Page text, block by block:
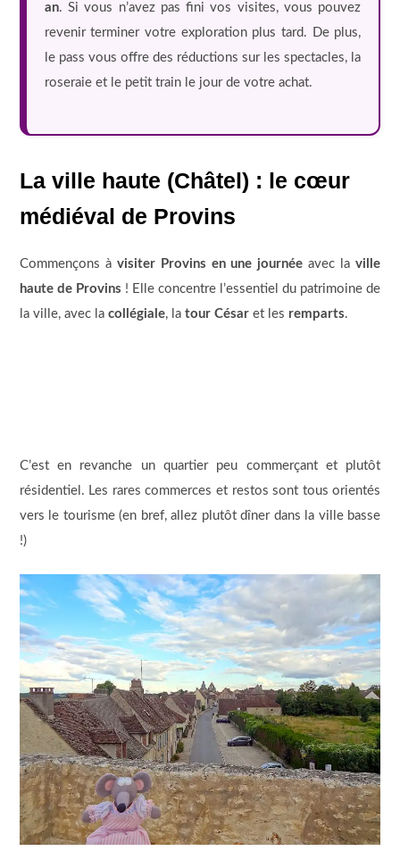
an. Si vous n’avez pas fini vos visites, vous pouvez
revenir terminer votre exploration plus tard. De plus,
le pass vous offre des réductions sur les spectacles, la
roseraie et le petit train le jour de votre achat.
La ville haute (Châtel) : le cœur
médiéval de Provins
Commençons à visiter Provins en une journée avec laville
haute de Provins ! Elle concentre l’essentiel du patrimoine de
la ville, avec la collégiale, latour Césaret les remparts.
C’est en revanche un quartier peu commerçant et plutôt
résidentiel. Les rares commerces et restos sont tous orientés
vers le tourisme (en bref, allez plutôt dîner dans la ville basse
!)